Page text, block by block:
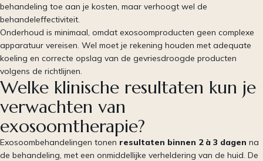
behandeling toe aan je kosten, maar verhoogt wel de
behandeleffectiviteit.
Onderhoud is minimaal, omdat exosoomproducten geen complexe
apparatuur vereisen. Wel moet je rekening houden met adequate
koeling en correcte opslag van de gevriesdroogde producten
volgens de richtlijnen.
Welke klinische resultaten kun je
verwachten van
exosoomtherapie?
Exosoombehandelingen tonen resultaten binnen 2 à 3 dagen na
de behandeling, met een onmiddellijke verheldering van de huid. De